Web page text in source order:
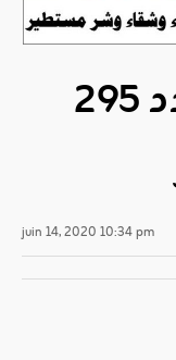
قراءة وتنزيل العدد 295
juin 14, 2020 10:34 pm